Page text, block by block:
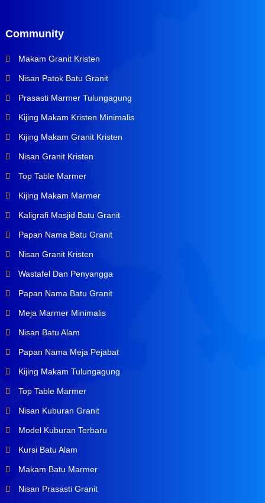
Community
Makam Granit Kristen
Nisan Patok Batu Granit
Prasasti Marmer Tulungagung
Kijing Makam Kristen Minimalis
Kijing Makam Granit Kristen
Nisan Granit Kristen
Top Table Marmer
Kijing Makam Marmer
Kaligrafi Masjid Batu Granit
Papan Nama Batu Granit
Nisan Granit Kristen
Wastafel Dan Penyangga
Papan Nama Batu Granit
Meja Marmer Minimalis
Nisan Batu Alam
Papan Nama Meja Pejabat
Kijing Makam Tulungagung
Top Table Marmer
Nisan Kuburan Granit
Model Kuburan Terbaru
Kursi Batu Alam
Makam Batu Marmer
Nisan Prasasti Granit